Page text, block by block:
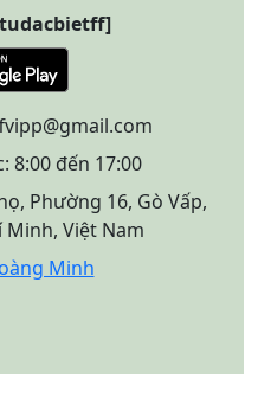
8:00 đến 17:00
Phường 16, Gò Vấp,
Minh, Việt Nam
Minh